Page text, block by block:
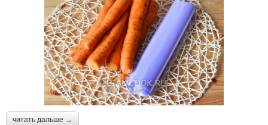
читать дальше →